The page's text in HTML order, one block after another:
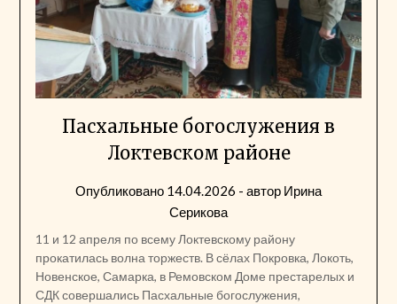
Пасхальные богослужения в
Локтевском районе
Опубликовано 14.04.2026 - автор Ирина
Серикова
11 и 12 апреля по всему Локтевскому району
прокатилась волна торжеств. В сёлах Покровка, Локоть,
Новенское, Самарка, в Ремовском Доме престарелых и
СДК совершались Пасхальные богослужения,